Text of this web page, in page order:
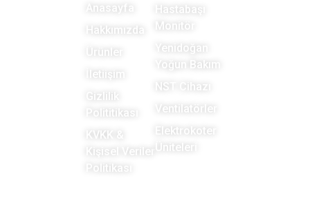
Anasayfa
Hakkımızda
Ürünler
İletiişim
Gizlilik
Polititikası
KVKK &
Kişisel Veriler
Politikası
Hastabaşı
Monitör
Yenidoğan
Yoğun Bakım
NST Cihazı
Ventilatörler
Elektrokoter
Üniteleri